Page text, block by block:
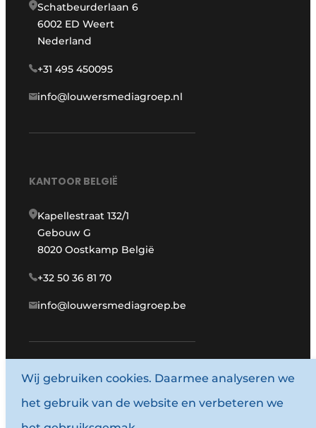
Schatbeurderlaan 6
6002 ED Weert
Nederland
+31 495 450095
info@louwersmediagroep.nl
KANTOOR BELGIË
Kapellestraat 132/1
Gebouw G
8020 Oostkamp België
+32 50 36 81 70
info@louwersmediagroep.be
www.louwersmediagroep.com
© 1987 - 2026 Louwersmediagroep.
Wij gebruiken cookies. Daarmee analyseren we
het gebruik van de website en verbeteren we